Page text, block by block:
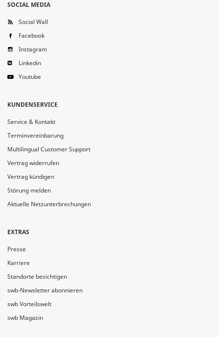
SOCIAL MEDIA
Social Wall
Facebook
Instagram
Linkedin
Youtube
KUNDENSERVICE
Service & Kontakt
Terminvereinbarung
Multilingual Customer Support
Vertrag widerrufen
Vertrag kündigen
Störung melden
Aktuelle Netzunterbrechungen
EXTRAS
Presse
Karriere
Standorte besichtigen
swb-Newsletter abonnieren
swb Vorteilswelt
swb Magazin